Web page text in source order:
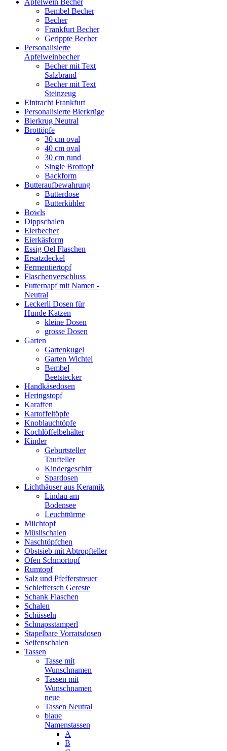
Apfelwein Becher
Bembel Becher
Becher
Frankfurt Becher
Gerippte Becher
Personalisierte
Apfelweinbecher
Becher mit Text
Salzbrand
Becher mit Text
Steinzeug
Eintracht Frankfurt
Personalisierte Bierkrüge
Bierkrug Neutral
Brottöpfe
30 cm oval
40 cm oval
30 cm rund
Single Brottopf
Backform
Butteraufbewahrung
Butterdose
Butterkühler
Bowls
Dippschalen
Eierbecher
Eierkäsform
Essig Oel Flaschen
Ersatzdeckel
Fermentiertopf
Flaschenverschluss
Futternapf mit Namen -
Neutral
Leckerli Dosen für
Hunde Katzen
kleine Dosen
grosse Dosen
Garten
Gartenkugel
Garten Wichtel
Bembel
Beetstecker
Handkäsedosen
Heringstopf
Karaffen
Kartoffeltöpfe
Knoblauchtöpfe
Kochlöffelbehälter
Kinder
Geburtsteller
Taufteller
Kindergeschirr
Spardosen
Lichthäuser aus Keramik
Lindau am
Bodensee
Leuchttürme
Milchtopf
Müslischalen
Naschtöpfchen
Obstsieb mit Abtropfteller
Ofen Schmortopf
Rumtopf
Salz und Pfefferstreuer
Schleffersch Gereste
Schank Flaschen
Schalen
Schüsseln
Schnapsstamperl
Stapelbare Vorratsdosen
Seifenschalen
Tassen
Tasse mit
Wunschnamen
Tassen mit
Wunschnamen
neue
Tassen Neutral
blaue
Namenstassen
A
B